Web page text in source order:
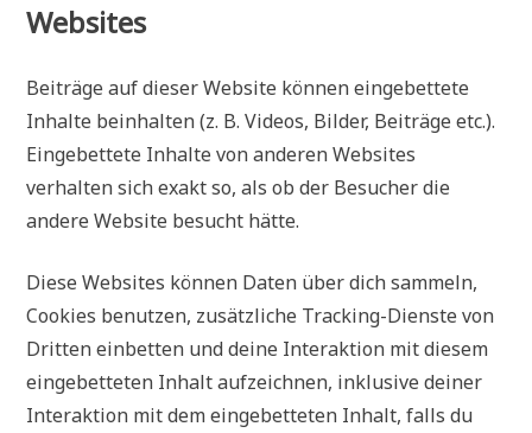
Websites
Beiträge auf dieser Website können eingebettete
Inhalte beinhalten (z. B. Videos, Bilder, Beiträge etc.).
Eingebettete Inhalte von anderen Websites
verhalten sich exakt so, als ob der Besucher die
andere Website besucht hätte.
Diese Websites können Daten über dich sammeln,
Cookies benutzen, zusätzliche Tracking-Dienste von
Dritten einbetten und deine Interaktion mit diesem
eingebetteten Inhalt aufzeichnen, inklusive deiner
Interaktion mit dem eingebetteten Inhalt, falls du